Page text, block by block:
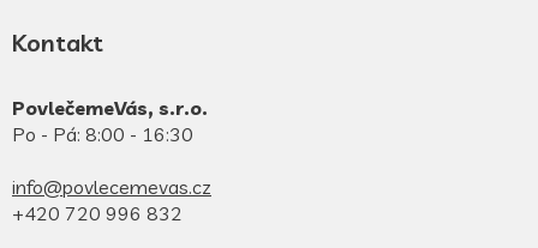
Kontakt
PovlečemeVás, s.r.o.
Po - Pá: 8:00 - 16:30
info@povlecemevas.cz
+420 720 996 832